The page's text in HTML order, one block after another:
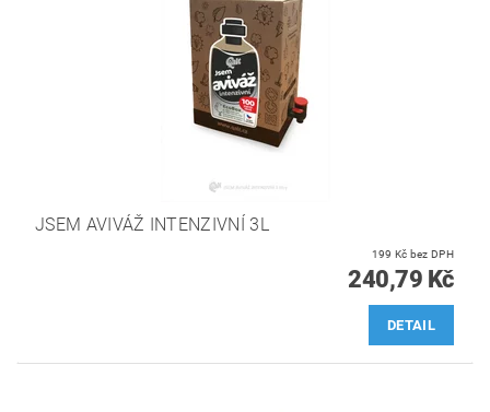
JSEM AVIVÁŽ INTENZIVNÍ 3L
199 Kč bez DPH
240,79 Kč
DETAIL